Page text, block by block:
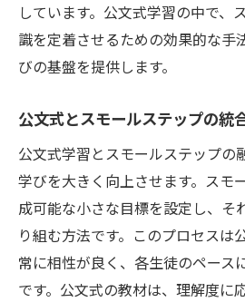
しています。公文式学習の中で、
識を定着させるための効果的な手
びの基盤を提供します。
公文式とスモールステップの統
公文式学習とスモールステップの
学びを大きく向上させます。スモ
成可能な小さな目標を設定し、そ
り組む方法です。このプロセスは
常に相性が良く、各生徒のペース
です。公文式の教材は、理解度に